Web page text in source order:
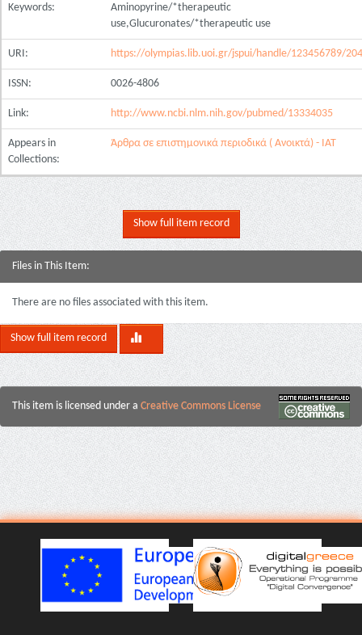
Keywords:
Aminopyrine/*therapeutic
use,Glucuronates/*therapeutic use
URI: https://olympias.lib.uoi.gr/jspui/handle/123456789/
ISSN: 0026-4806
Link: http://www.ncbi.nlm.nih.gov/pubmed/13334035
Appears in
Collections:
Άρθρα σε επιστημονικά περιοδικά ( Ανοικτά) - ΙΑΤ
Show full item record
Files in This Item:
There are no files associated with this item.
Show full item record
This item is licensed under a Creative Commons License